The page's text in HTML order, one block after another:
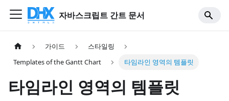
자바스크립트 간트 문서
가이드
스타일링
Templates of the Gantt Chart
타임라인 영역의 템플릿
타임라인 영역의 템플릿